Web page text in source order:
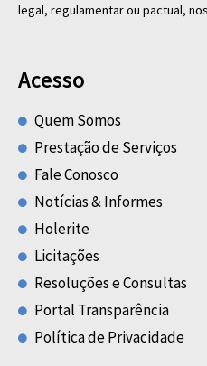
legal, regulamentar ou pactual,
Acesso
Quem Somos
Prestação de Serviços
Fale Conosco
Notícias & Informes
Holerite
Licitações
Resoluções e Consultas
Portal Transparência
Política de Privacidade